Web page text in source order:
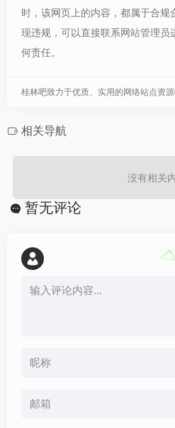
时，该网页上的内容，都属于合规
现违规，可以直接联系网站管理员
何责任。
桂林吧致力于优质、实用的网络站点资源
相关导航
没有相关
暂无评论